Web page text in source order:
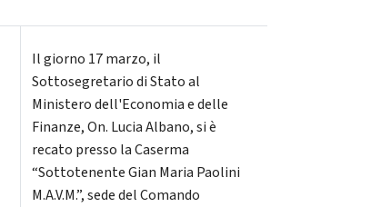
Il giorno 17 marzo, il
Sottosegretario di Stato al
Ministero dell'Economia e delle
Finanze, On. Lucia Albano, si è
recato presso la Caserma
“Sottotenente Gian Maria Paolini
M.A.V.M.”, sede del Comando